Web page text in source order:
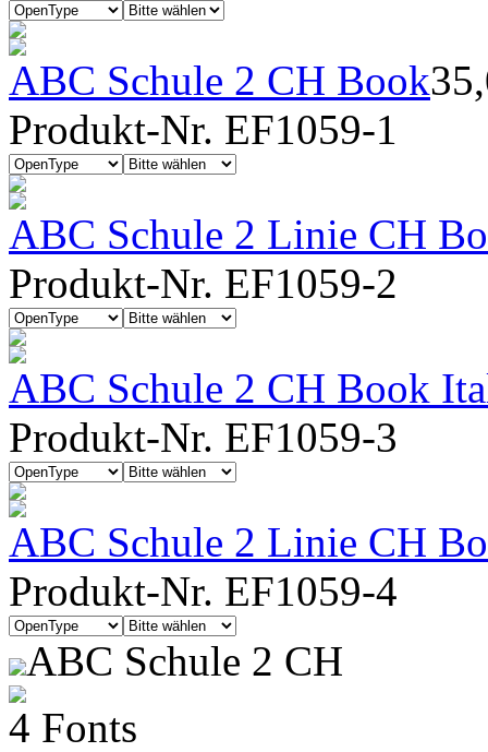
ABC Schule 2 CH Book
Produkt-Nr. EF1059-1
ABC Schule 2 Linie CH
Produkt-Nr. EF1059-2
ABC Schule 2 CH Book
Produkt-Nr. EF1059-3
ABC Schule 2 Linie CH
Produkt-Nr. EF1059-4
ABC Schule 2 CH
4 Fonts